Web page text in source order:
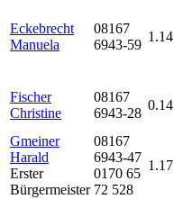
Eckebrecht
Manuela
08167
6943-59
1.14
Fischer
Christine
08167
6943-28
0.14
Gmeiner
Harald
Erster
Bürgermeister
08167
6943-47
0170 65
72 528
1.17